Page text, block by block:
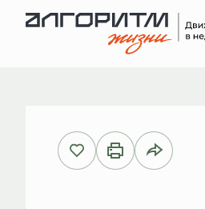
2-комнатная